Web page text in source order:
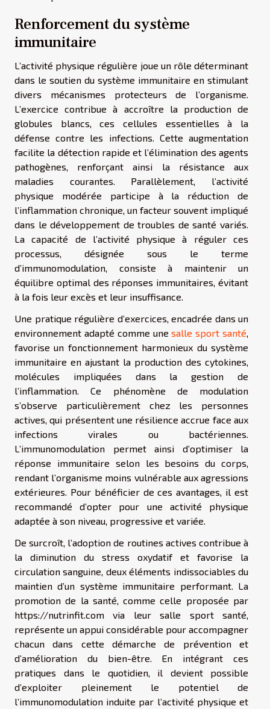
Renforcement du système
immunitaire
L’activité physique régulière joue un rôle déterminant
dans le soutien du système immunitaire en stimulant
divers mécanismes protecteurs de l’organisme.
L’exercice contribue à accroître la production de
globules blancs, ces cellules essentielles à la
défense contre les infections. Cette augmentation
facilite la détection rapide et l’élimination des agents
pathogènes, renforçant ainsi la résistance aux
maladies courantes. Parallèlement, l’activité
physique modérée participe à la réduction de
l’inflammation chronique, un facteur souvent impliqué
dans le développement de troubles de santé variés.
La capacité de l’activité physique à réguler ces
processus, désignée sous le terme
d’immunomodulation, consiste à maintenir un
équilibre optimal des réponses immunitaires, évitant
à la fois leur excès et leur insuffisance.
Une pratique régulière d’exercices, encadrée dans un
environnement adapté comme unesalle sport santé
favorise un fonctionnement harmonieux du système
immunitaire en ajustant la production des cytokines,
molécules impliquées dans la gestion de
l’inflammation. Ce phénomène de modulation
s’observe particulièrement chez les personnes
actives, qui présentent une résilience accrue face aux
infections virales ou bactériennes.
L’immunomodulation permet ainsi d’optimiser la
réponse immunitaire selon les besoins du corps,
rendant l’organisme moins vulnérable aux agressions
extérieures. Pour bénéficier de ces avantages, il est
recommandé d’opter pour une activité physique
adaptée à son niveau, progressive et variée.
De surcroît, l’adoption de routines actives contribue à
la diminution du stress oxydatif et favorise la
circulation sanguine, deux éléments indissociables du
maintien d’un système immunitaire performant. La
promotion de la santé, comme celle proposée par
https://nutrinfit.com via leur salle sport santé,
représente un appui considérable pour accompagner
chacun dans cette démarche de prévention et
d’amélioration du bien-être. En intégrant ces
pratiques dans le quotidien, il devient possible
d’exploiter pleinement le potentiel de
l’immunomodulation induite par l’activité physique et